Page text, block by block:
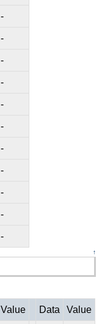
-
-
-
-
-
-
-
-
-
-
-
↑
Value Data Value